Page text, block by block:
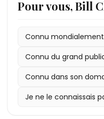
Pour vous, Bill
Connu mondialement
Connu du grand
Connu dans son
Je ne le connaissais